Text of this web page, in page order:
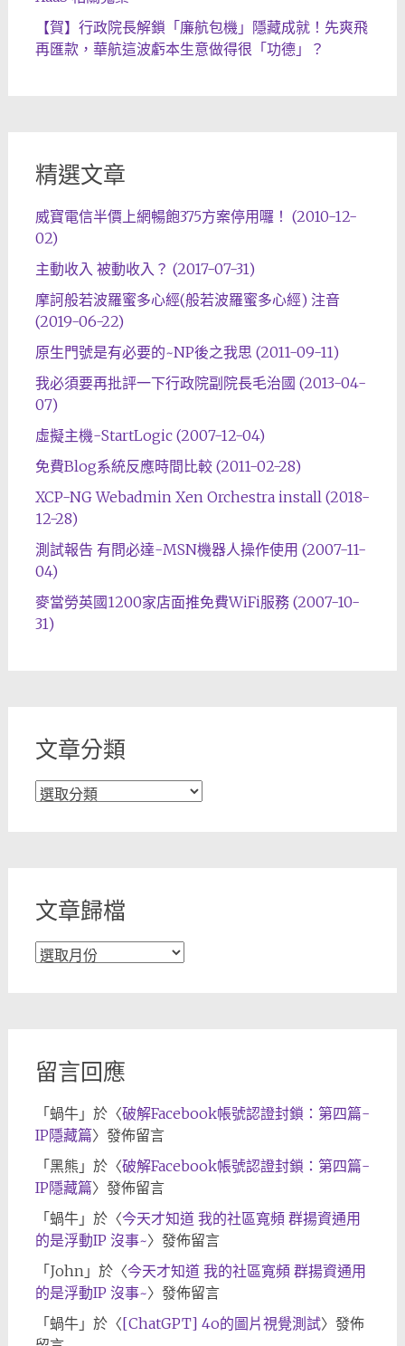
【賀】行政院長解鎖「廉航包機」隱藏成就！先爽飛
再匯款，華航這波虧本生意做得很「功德」？
精選文章
威寶電信半價上網暢飽375方案停用囉！ (2010-12-
02)
主動收入 被動收入？ (2017-07-31)
摩訶般若波羅蜜多心經(般若波羅蜜多心經) 注音
(2019-06-22)
原生門號是有必要的~NP後之我思 (2011-09-11)
我必須要再批評一下行政院副院長毛治國 (2013-04-
07)
虛擬主機-StartLogic (2007-12-04)
免費Blog系統反應時間比較 (2011-02-28)
XCP-NG Webadmin Xen Orchestra install (2018-
12-28)
測試報告 有問必達-MSN機器人操作使用 (2007-11-
04)
麥當勞英國1200家店面推免費WiFi服務 (2007-10-
31)
文章分類
文
文章歸檔
文
留言回應
「 蝸牛」於〈破解Facebook帳號認證封鎖：第四篇-
IP隱藏篇〉發佈留言
「 黑熊 」於〈破解Facebook帳號認證封鎖：第四篇-
IP隱藏篇〉發佈留言
「 蝸牛」於〈今天才知道 我的社區寬頻 群揚資通用
的是浮動IP 沒事~〉發佈留言
「 John」於〈今天才知道 我的社區寬頻 群揚資通用
的是浮動IP 沒事~〉發佈留言
「 蝸牛」於〈[ChatGPT] 4o的圖片視覺測試〉發佈